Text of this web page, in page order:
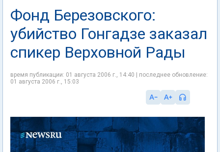
Фонд Березовского:
убийство Гонгадзе заказал
спикер Верховной Рады
время публикации: 01 августа 2006 г., 14:40 | последнее обновление:
01 августа 2006 г., 15:03